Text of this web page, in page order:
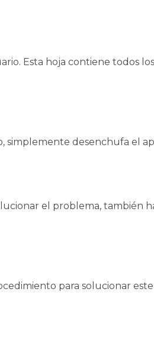
Esta hoja contiene todos
simplemente desenchufa el
el problema, también
para solucionar